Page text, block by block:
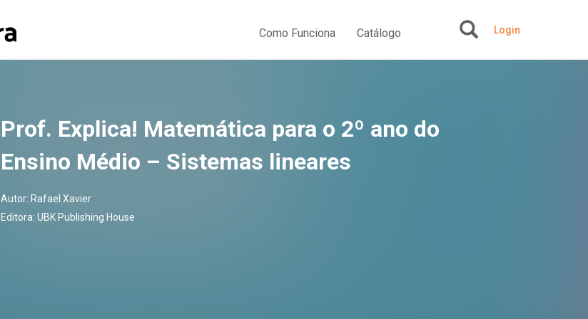
Como Funciona Catálogo Login
Prof. Explica! Matemática para o 2º ano do
Ensino Médio – Sistemas lineares
Autor: Rafael Xavier
Editora: UBK Publishing House